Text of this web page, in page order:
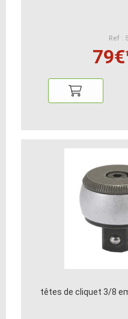
Ref :
79€
têtes de cliquet 3/8